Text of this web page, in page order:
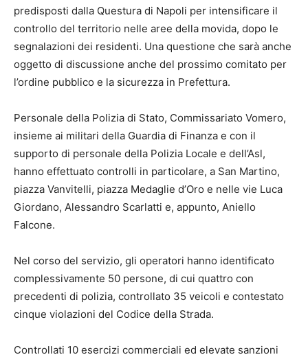
predisposti dalla Questura di Napoli per intensificare il
controllo del territorio nelle aree della movida, dopo le
segnalazioni dei residenti. Una questione che sarà anche
oggetto di discussione anche del prossimo comitato per
l’ordine pubblico e la sicurezza in Prefettura.
Personale della Polizia di Stato, Commissariato Vomero,
insieme ai militari della Guardia di Finanza e con il
supporto di personale della Polizia Locale e dell’Asl,
hanno effettuato controlli in particolare, a San Martino,
piazza Vanvitelli, piazza Medaglie d’Oro e nelle vie Luca
Giordano, Alessandro Scarlatti e, appunto, Aniello
Falcone.
Nel corso del servizio, gli operatori hanno identificato
complessivamente 50 persone, di cui quattro con
precedenti di polizia, controllato 35 veicoli e contestato
cinque violazioni del Codice della Strada.
Controllati 10 esercizi commerciali ed elevate sanzioni